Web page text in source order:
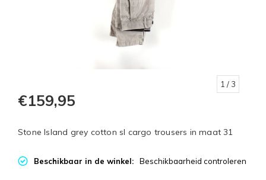
1 / 3
€159,95
Stone Island grey cotton sl cargo trousers in maat 31
Beschikbaar in de winkel: Beschikbaarheid controleren